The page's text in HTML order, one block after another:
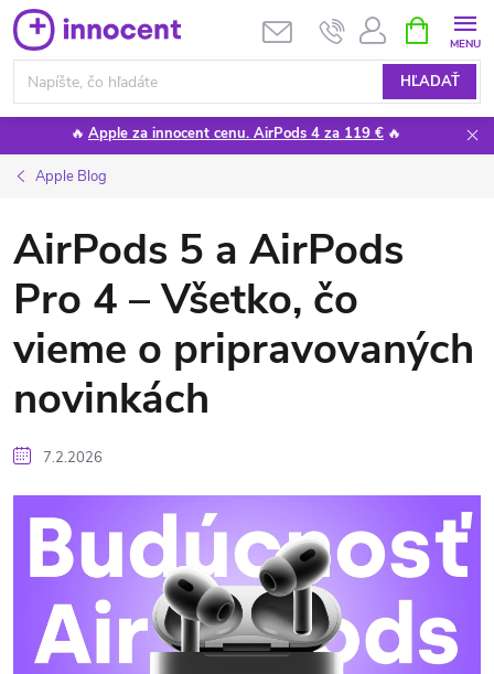
Prejsť
na
obsah
HĽADAŤ
KOŠÍK
🔥 Apple za innocent cenu. AirPods 4 za 119 € 🔥
Apple Blog
AirPods 5 a AirPods
Pro 4 – Všetko, čo
vieme o pripravovaných
novinkách
7.2.2026